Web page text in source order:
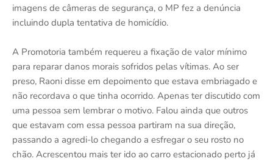
imagens de câmeras de segurança, o MP fez a denúncia
incluindo dupla tentativa de homicídio.
A Promotoria também requereu a fixação de valor mínimo
para reparar danos morais sofridos pelas vítimas. Ao ser
preso, Raoni disse em depoimento que estava embriagado e
não recordava o que tinha ocorrido. Apenas ter discutido com
uma pessoa sem lembrar o motivo. Falou ainda que outros
que estavam com essa pessoa partiram na sua direção,
passando a agredi-lo chegando a esfregar o seu rosto no
chão. Acrescentou mais ter ido ao carro estacionado perto já